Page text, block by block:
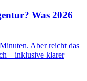
Was 2026
Aber reicht das
– inklusive klarer